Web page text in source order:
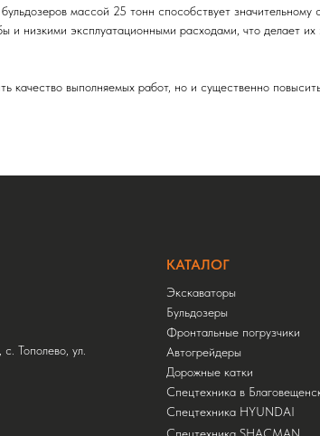
массой 25 тонн способствует
низкими эксплуатационными расходами, что делает
качество выполняемых работ, но и существенно
Экскаваторы
Бульдозеры
Фронтальные погрузчики
Автогрейдеры
Дорожные катки
Спецтехника в
Спецтехника HYUNDAI
Спецтехника SHACMAN
КАТАЛОГ
Тополево, ул.